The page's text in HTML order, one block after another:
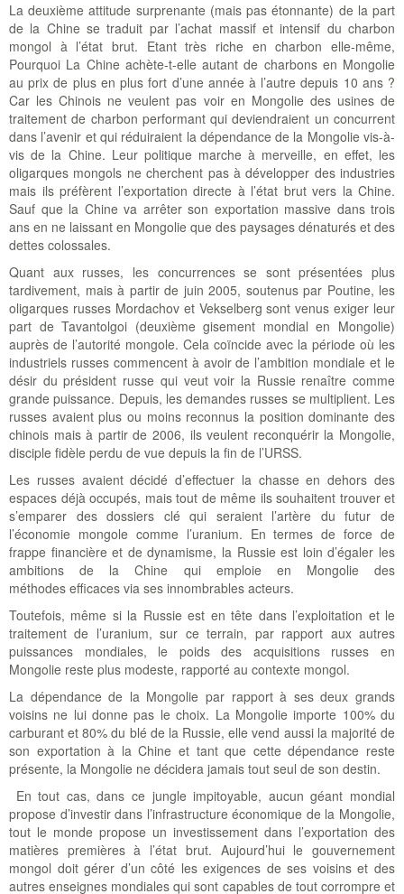
La deuxième attitude surprenante (mais pas étonnante) de la part
de la Chine se traduit par l’achat massif et intensif du charbon
mongol à l’état brut. Etant très riche en charbon elle-même,
Pourquoi La Chine achète-t-elle autant de charbons en Mongolie
au prix de plus en plus fort d’une année à l’autre depuis 10 ans ?
Car les Chinois ne veulent pas voir en Mongolie des usines de
traitement de charbon performant qui deviendraient un concurrent
dans l’avenir et qui réduiraient la dépendance de la Mongolie vis-à-
vis de la Chine. Leur politique marche à merveille, en effet, les
oligarques mongols ne cherchent pas à développer des industries
mais ils préfèrent l’exportation directe à l’état brut vers la Chine.
Sauf que la Chine va arrêter son exportation massive dans trois
ans en ne laissant en Mongolie que des paysages dénaturés et des
dettes colossales.
Quant aux russes, les concurrences se sont présentées plus
tardivement, mais à partir de juin 2005, soutenus par Poutine, les
oligarques russes Mordachov et Vekselberg sont venus exiger leur
part de Tavantolgoi (deuxième gisement mondial en Mongolie)
auprès de l’autorité mongole. Cela coïncide avec la période où les
industriels russes commencent à avoir de l’ambition mondiale et le
désir du président russe qui veut voir la Russie renaître comme
grande puissance. Depuis, les demandes russes se multiplient. Les
russes avaient plus ou moins reconnus la position dominante des
chinois mais à partir de 2006, ils veulent reconquérir la Mongolie,
disciple fidèle perdu de vue depuis la fin de l’URSS.
Les russes avaient décidé d’effectuer la chasse en dehors des
espaces déjà occupés, mais tout de même ils souhaitent trouver et
s’emparer des dossiers clé qui seraient l’artère du futur de
l’économie mongole comme l’uranium. En termes de force de
frappe financière et de dynamisme, la Russie est loin d’égaler les
ambitions de la Chine qui emploie en Mongolie des
méthodes efficaces via ses innombrables acteurs.
Toutefois, même si la Russie est en tête dans l’exploitation et le
traitement de l’uranium, sur ce terrain, par rapport aux autres
puissances mondiales, le poids des acquisitions russes en
Mongolie reste plus modeste, rapporté au contexte mongol.
La dépendance de la Mongolie par rapport à ses deux grands
voisins ne lui donne pas le choix. La Mongolie importe 100% du
carburant et 80% du blé de la Russie, elle vend aussi la majorité de
son exportation à la Chine et tant que cette dépendance reste
présente, la Mongolie ne décidera jamais tout seul de son destin.
En tout cas, dans ce jungle impitoyable, aucun géant mondial
propose d’investir dans l’infrastructure économique de la Mongolie,
tout le monde propose un investissement dans l’exportation des
matières premières à l’état brut. Aujourd’hui le gouvernement
mongol doit gérer d’un côté les exigences de ses voisins et des
autres enseignes mondiales qui sont capables de tout corrompre et